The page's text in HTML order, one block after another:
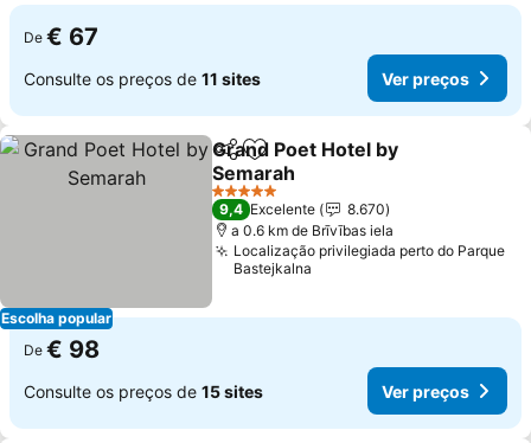
De € 67
Consulte os preços de 11 sites Ver preços
Escolha popular
PartilharAdicionar aos favoritos
Grand Poet Hotel by
Semarah
5 Estrelas
9,4 Excelente
8.670
a 0.6 km de Brīvības iela
Localização privilegiada perto do Parque
Bastejkalna
De € 98
Consulte os preços de 15 sites Ver preços